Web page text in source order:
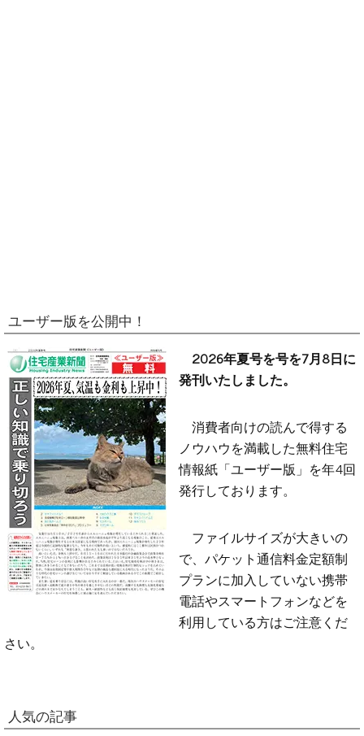
ユーザー版を公開中！
2026年夏号を号を7月8日に
発刊いたしました。
消費者向けの読んで得する
ノウハウを満載した無料住宅
情報紙「ユーザー版」を年4回
発行しております。
ファイルサイズが大きいの
で、パケット通信料金定額制
プランに加入していない携帯
電話やスマートフォンなどを
利用している方はご注意くだ
さい。
人気の記事